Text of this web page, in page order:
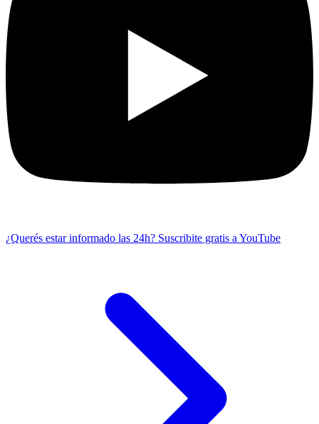
¿Querés estar informado las 24h? Suscribite gratis a YouTube